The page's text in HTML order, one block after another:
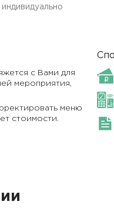
с Вами для
мероприятия,
меню
стоимости.